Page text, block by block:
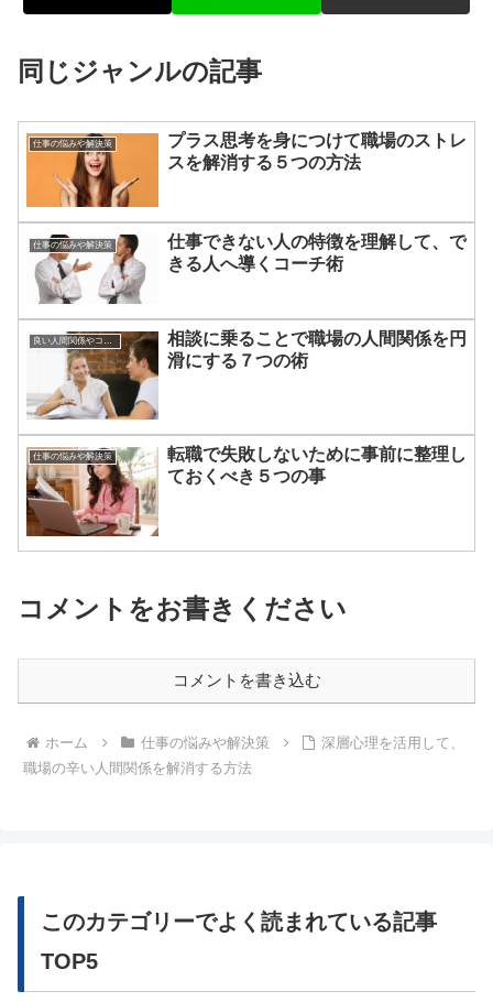
同じジャンルの記事
仕事の悩みや解決策
プラス思考を身につけて職場のストレ
スを解消する５つの方法
仕事の悩みや解決策
仕事できない人の特徴を理解して、で
きる人へ導くコーチ術
良い人間関係やコミュニケーションのつくりかた
相談に乗ることで職場の人間関係を円
滑にする７つの術
仕事の悩みや解決策
転職で失敗しないために事前に整理し
ておくべき５つの事
コメントをお書きください
コメントを書き込む
ホーム 仕事の悩みや解決策
深層心理を活用して、
職場の辛い人間関係を解消する方法
このカテゴリーでよく読まれている記事
TOP5